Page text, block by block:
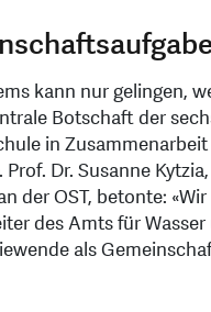
kann nur gelingen,
Botschaft der
in
Dr. Susanne
der OST, betonte:
des Amts für
als